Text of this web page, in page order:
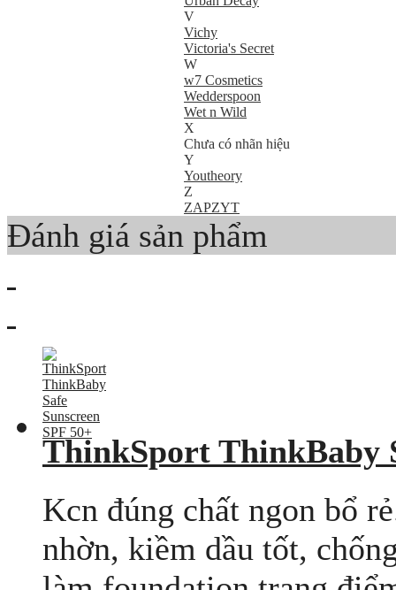
V
Vichy
Victoria's Secret
W
w7 Cosmetics
Wedderspoon
Wet n Wild
X
Chưa có nhãn hiệu
Y
Youtheory
Z
ZAPZYT
Đánh giá sản phẩm
ThinkSport ThinkBaby
Kcn đúng chất ngon bổ
nhờn, kiềm dầu tốt,